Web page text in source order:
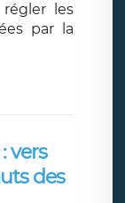
les
par la
vers
des